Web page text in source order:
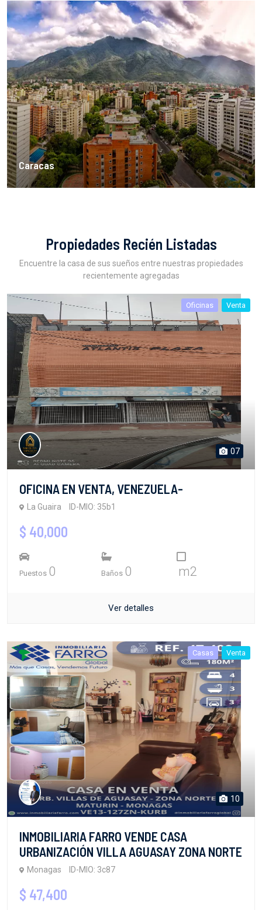
Caracas
Propiedades Recién Listadas
Encuentre la casa de sus sueños entre nuestras propiedades
recientemente agregadas
Oficinas Venta
07
OFICINA EN VENTA, VENEZUELA-
La Guaira ID-MIO: 35b1
$ 40,000
Puestos 0 Baños 0 m2
Ver detalles
Casas Venta
10
INMOBILIARIA FARRO VENDE CASA
URBANIZACIÓN VILLA AGUASAY ZONA NORTE
Monagas ID-MIO: 3c87
$ 47,400